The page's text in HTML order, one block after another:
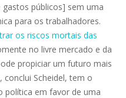
públicos] sem uma
para os trabalhadores.
os riscos mortais das
no livre mercado e da
propiciar um futuro mais
conclui Scheidel, tem o
política em favor de uma